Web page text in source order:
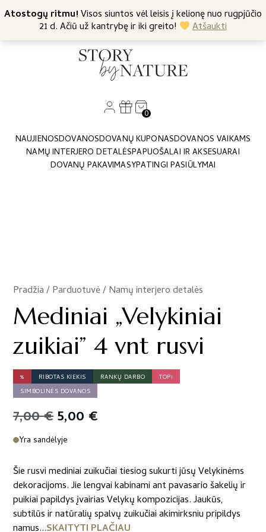
Atostogų ritmu!Visos siuntos vėl leisis į kelionę nuo rugpjūčio
21 d. Ačiū už kantrybę ir iki greito!
Atšaukti
Nemokamas siuntimas nuo 45 Eur +370 682 57369
0
NAUJIENOSDOVANOSDOVANŲ KUPONASDOVANOS VAIKAMS
NAMŲ INTERJERO DETALĖSPAPUOŠALAI IR AKSESUARAI
DOVANŲ PAKAVIMASYPATINGI PASIŪLYMAI
Pradžia/Parduotuvė/Namų interjero detalės
/
Mediniai „Velykiniai
zuikiai” 4 vnt rusvi
% RIBOTAS KIEKIS RANKŲ DARBO
TOP!
SIMBOLINĖS DOVANOS
7,00€Original
price
was:
7,00 €.
5,00 €
is:
5,00 €.
Yra sandėlyje
Šie rusvi mediniai zuikučiai tiesiog sukurti jūsų Velykinėms
dekoracijoms. Jie lengvai kabinami ant pavasario šakelių ir
puikiai papildys įvairias Velykų kompozicijas. Jaukūs,
subtilūs ir natūralių spalvų zuikučiai akimirksniu pripildys